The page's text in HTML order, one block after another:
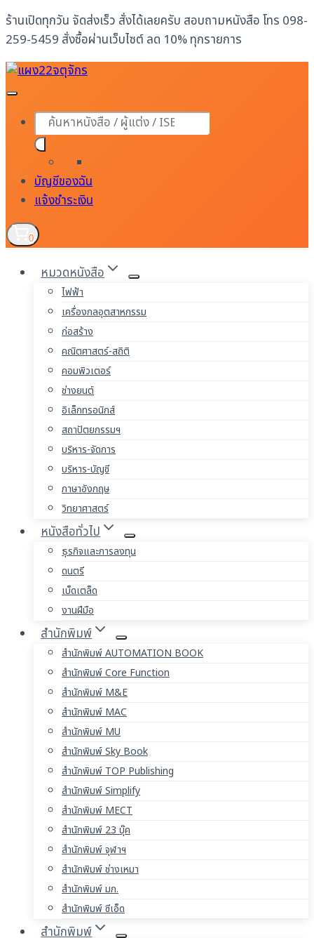
Skip
to
content
ร้านเปิดทุกวัน จัดส่งเร็ว สั่งได้เลยครับ สอบถามหนังสือ โทร 098-
259-5459 สั่งซื้อผ่านเว็บไซต์ ลด 10% ทุกรายการ
Products
search
บัญชีของฉัน
แจ้งชำระเงิน
0
หมวดหนังสือ
ไฟฟ้า
เครื่องกลอุตสาหกรรม
ก่อสร้าง
คณิตศาสตร์-สถิติ
คอมพิวเตอร์
ช่างยนต์
อิเล็กทรอนิกส์
สถาปัตยกรรมฯ
บริหาร-จัดการ
บริหาร-บัญชี
ภาษาอังกฤษ
วิทยาศาสตร์
หนังสือทั่วไป
ธุรกิจและการลงทุน
ดนตรี
เบ็ดเตล็ด
งานฝีมือ
สำนักพิมพ์
สำนักพิมพ์ AUTOMATION BOOK
สำนักพิมพ์ Core Function
สำนักพิมพ์ M&E
สำนักพิมพ์ MAC
สำนักพิมพ์ MU
สำนักพิมพ์ Sky Book
สำนักพิมพ์ TOP Publishing
สำนักพิมพ์ Simplify
สำนักพิมพ์ MECT
สำนักพิมพ์ 23 บุ๊ค
สำนักพิมพ์ จุฬาฯ
สำนักพิมพ์ ช่างเหมา
สำนักพิมพ์ มก.
สำนักพิมพ์ ซีเอ็ด
สำนักพิมพ์